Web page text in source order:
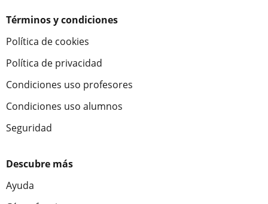
Términos y condiciones
Política de cookies
Política de privacidad
Condiciones uso profesores
Condiciones uso alumnos
Seguridad
Descubre más
Ayuda